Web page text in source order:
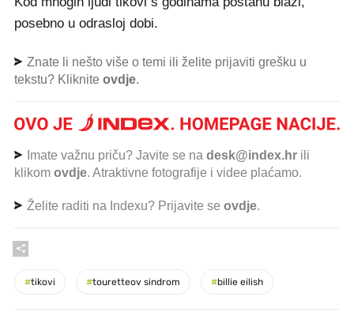
posebno u odrasloj dobi.
Znate li nešto više o temi ili želite prijaviti grešku u
tekstu? Kliknite ovdje.
Imate važnu priču? Javite se na desk@index.hr ili
klikom ovdje. Atraktivne fotografije i videe plaćamo.
Želite raditi na Indexu? Prijavite se ovdje.
#tikovi #touretteov sindrom #billie eilish